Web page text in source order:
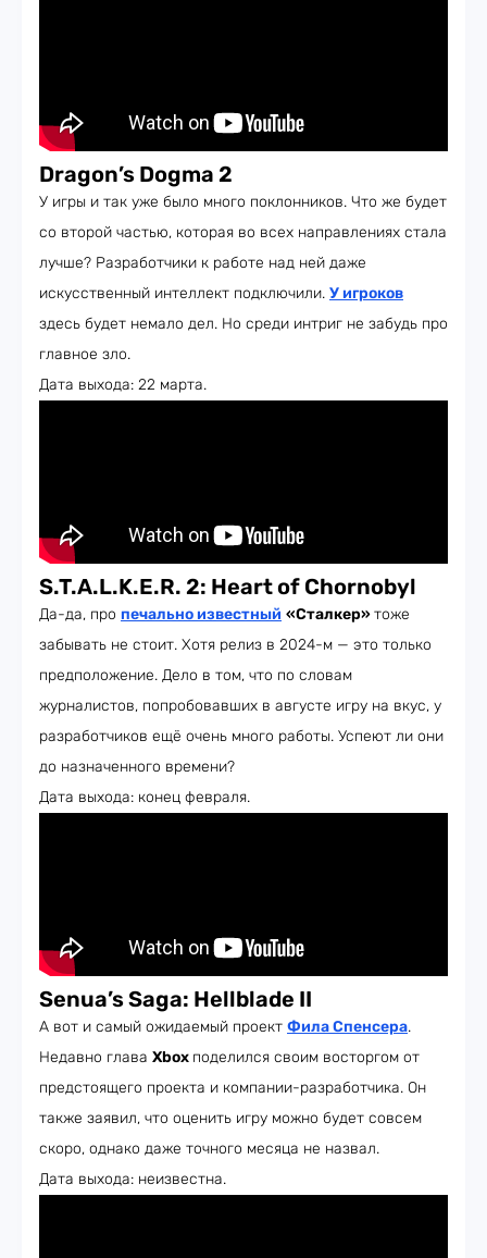
Dragon’s Dogma 2
У игры и так уже было много поклонников. Что же будет
со второй частью, которая во всех направлениях стала
лучше? Разработчики к работе над ней даже
искусственный интеллект подключили. У игроков
здесь будет немало дел. Но среди интриг не забудь про
главное зло.
Дата выхода: 22 марта.
S.T.A.L.K.E.R. 2: Heart of Chornobyl
Да-да, про печально известный «Сталкер»тоже
забывать не стоит. Хотя релиз в 2024-м — это только
предположение. Дело в том, что по словам
журналистов, попробовавших в августе игру на вкус, у
разработчиков ещё очень много работы. Успеют ли они
до назначенного времени?
Дата выхода: конец февраля.
Senua’s Saga: Hellblade II
А вот и самый ожидаемый проект Фила Спенсера.
Недавно глава Xbox поделился своим восторгом от
предстоящего проекта и компании-разработчика. Он
также заявил, что оценить игру можно будет совсем
скоро, однако даже точного месяца не назвал.
Дата выхода: неизвестна.